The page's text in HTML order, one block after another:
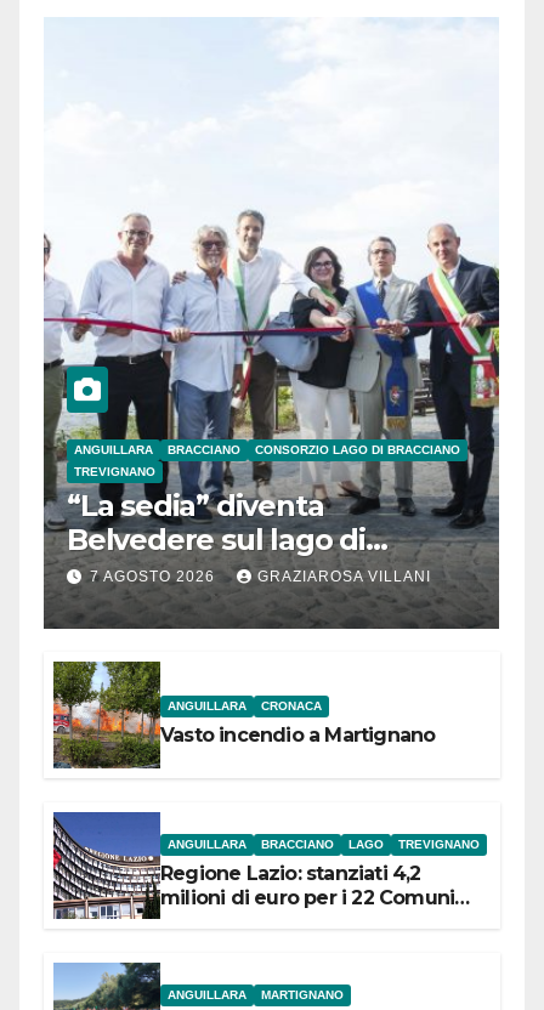
ANGUILLARA BRACCIANO
CONSORZIO LAGO DI BRACCIANO
TREVIGNANO
“La sedia” diventa
Belvedere sul lago di
Bracciano: ieri
l’inaugurazione
7 AGOSTO 2026 GRAZIAROSA VILLANI
ANGUILLARA CRONACA
Vasto incendio a Martignano
ANGUILLARA BRACCIANO LAGO TREVIGNANO
Regione Lazio: stanziati 4,2
milioni di euro per i 22 Comuni
ANGUILLARA MARTIGNANO